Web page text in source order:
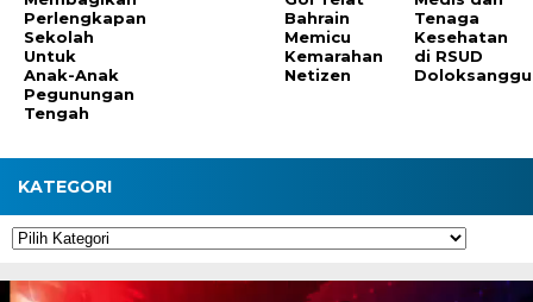
Perlengkapan
Sekolah
Untuk
Anak-Anak
Pegunungan
Tengah
Bahrain
Memicu
Kemarahan
Netizen
Tenaga
Kesehatan
di RSUD
KATEGORI
Kategori
Pemutar